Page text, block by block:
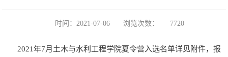
时间：2021-07-06 浏览次数： 7720
2021年7月土木与水利工程学院夏令营入选名单详见附件，报